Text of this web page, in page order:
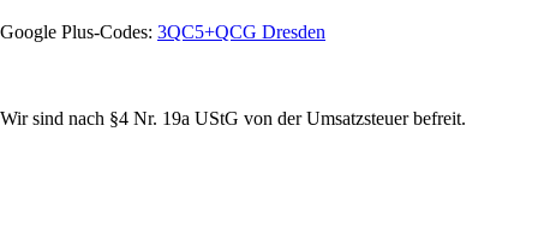
Google Plus-Codes: 3QC5+QCG Dresden
Wir sind nach §4 Nr. 19a UStG von der Umsatzsteuer befreit.